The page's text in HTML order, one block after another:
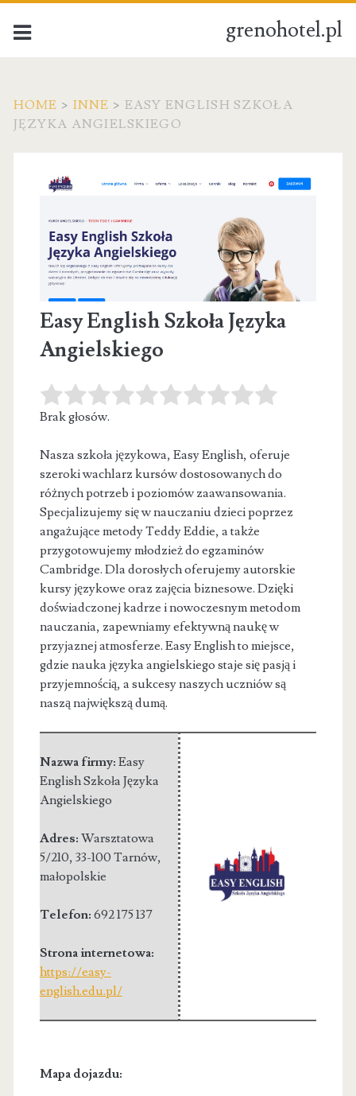
grenohotel.pl
HOME > INNE > EASY ENGLISH SZKOŁA
JĘZYKA ANGIELSKIEGO
Easy English Szkoła Języka
Angielskiego
Brak głosów.
Nasza szkoła językowa, Easy English, oferuje
szeroki wachlarz kursów dostosowanych do
różnych potrzeb i poziomów zaawansowania.
Specjalizujemy się w nauczaniudzieci poprzez
angażujące metody Teddy Eddie, a także
przygotowujemy młodzież do egzaminów
Cambridge. Dla dorosłych oferujemy autorskie
kursy językowe oraz zajęcia biznesowe. Dzięki
doświadczonej kadrze i nowoczesnym metodom
nauczania, zapewniamy efektywną naukę w
przyjaznej atmosferze. Easy English to miejsce,
gdzie nauka języka angielskiego staje się pasją i
przyjemnością, a sukcesy naszych uczniów są
naszą największą dumą.
Nazwa firmy: Easy
English Szkoła Języka
Angielskiego
Adres: Warsztatowa
5/210, 33-100 Tarnów,
małopolskie
Telefon: 692 175 137
Strona internetowa:
https://easy-
english.edu.pl/
Mapa dojazdu: